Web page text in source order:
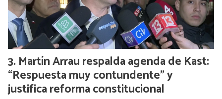
Martín Arrau respalda agenda de Kast:
“Respuesta muy contundente” y
justifica reforma constitucional